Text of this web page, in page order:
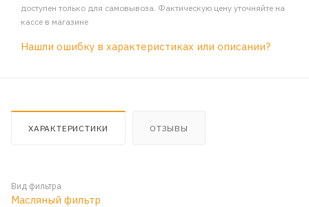
доступен только для самовывоза. Фактическую цену уточняйте на
кассе в магазине
Нашли ошибку в характеристиках или описании?
ХАРАКТЕРИСТИКИ ОТЗЫВЫ
Вид фильтра
Масляный фильтр